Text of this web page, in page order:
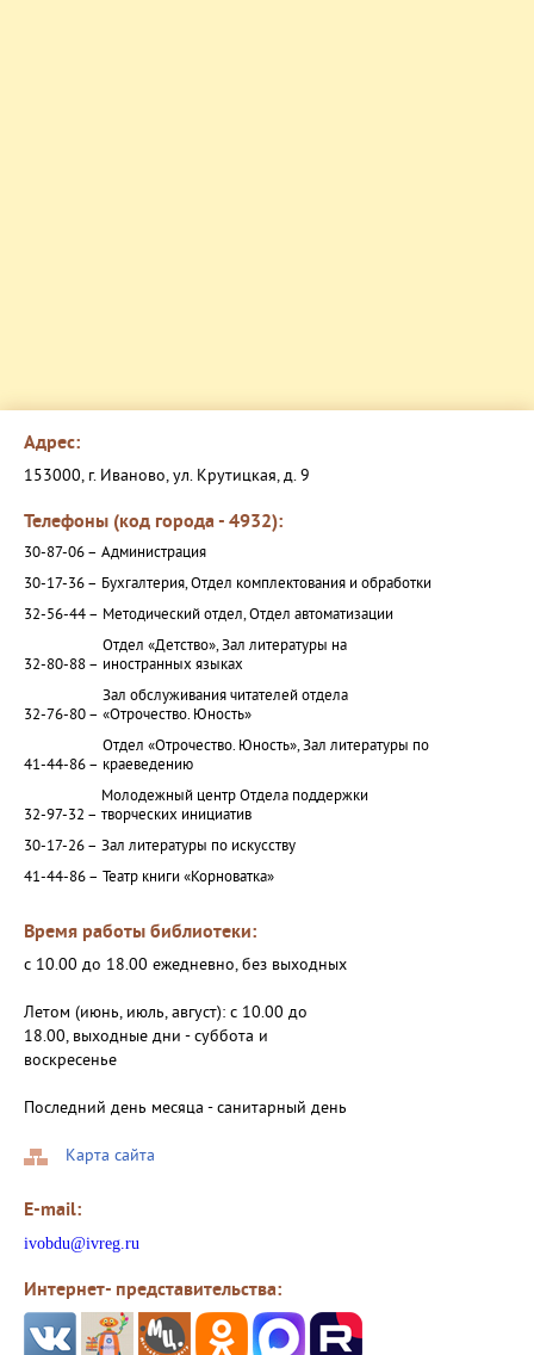
Адрес:
153000, г. Иваново, ул. Крутицкая, д. 9
Телефоны (код города - 4932):
30-87-06 – Администрация
30-17-36 – Бухгалтерия, Отдел комплектования и обработки
32-56-44 – Методический отдел, Отдел автоматизации
32-80-88 –
Отдел «Детство», Зал литературы на
иностранных языках
32-76-80 –
Зал обслуживания читателей отдела
«Отрочество. Юность»
41-44-86 –
Отдел «Отрочество. Юность», Зал литературы по
краеведению
32-97-32 –
Молодежный центр Отдела поддержки
творческих инициатив
30-17-26 – Зал литературы по искусству
41-44-86 – Театр книги «Корноватка»
Время работы библиотеки:
с 10.00 до 18.00 ежедневно, без выходных
Летом (июнь, июль, август): с 10.00 до
18.00, выходные дни - суббота и
воскресенье
Последний день месяца - санитарный день
Карта сайта
E-mail:
ivobdu@ivreg.ru
Интернет- представительства: